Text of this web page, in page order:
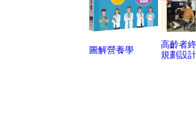
圖解營養學
高齡者
規劃設計